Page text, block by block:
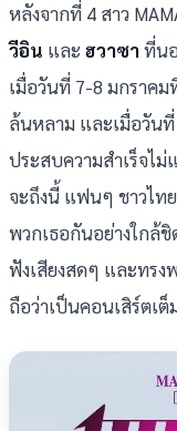
หลังจากที่ 4 สาว
วีอิน และ ฮวาซา ที่น
เมื่อวันที่ 7-8 มกราคม
ล้นหลาม และเมื่อวันที่
ประสบความสำเร็จไ
จะถึงนี้ แฟนๆ ชาวไท
พวกเธอกันอย่างใกล้ชิ
ฟังเสียงสดๆ และทรง
ถือว่าเป็นคอนเสิร์ตเ